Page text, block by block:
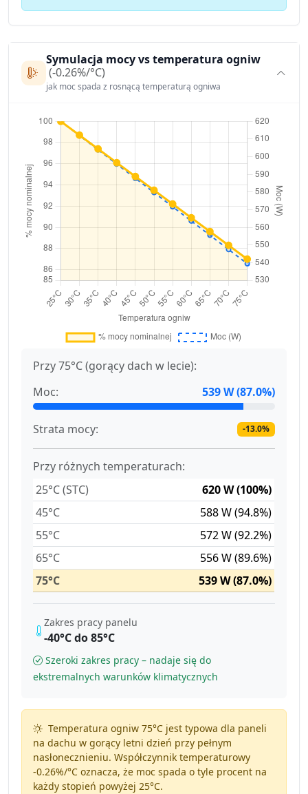
Symulacja mocy vs temperatura ogniw
(-0.26%/°C)
jak moc spada z rosnącą temperaturą ogniwa
Przy 75°C (gorący dach w lecie):
Moc:
539 W (87.0%)
Strata mocy: -13.0%
Przy różnych temperaturach:
25°C (STC)
620 W (100%)
45°C
588 W (94.8%)
55°C
572 W (92.2%)
65°C
556 W (89.6%)
75°C
539 W (87.0%)
Zakres pracy panelu
-40°C do 85°C
Szeroki zakres pracy – nadaje się do
ekstremalnych warunków klimatycznych
Temperatura ogniw 75°C jest typowa dla paneli
na dachu w gorący letni dzień przy pełnym
nasłonecznieniu. Współczynnik temperaturowy
-0.26%/°Coznacza, że moc spada o tyle procent na
każdy stopień powyżej 25°C.